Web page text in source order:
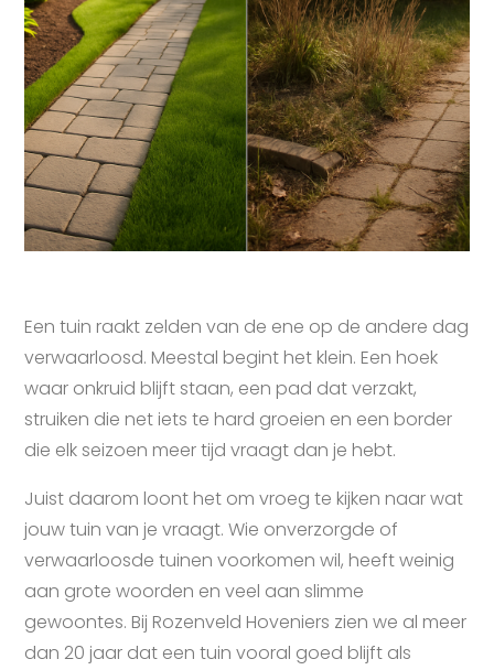
Een tuin raakt zelden van de ene op de andere dag
verwaarloosd. Meestal begint het klein. Een hoek
waar onkruid blijft staan, een pad dat verzakt,
struiken die net iets te hard groeien en een border
die elk seizoen meer tijd vraagt dan je hebt.
Juist daarom loont het om vroeg te kijken naar wat
jouw tuin van je vraagt. Wie onverzorgde of
verwaarloosde tuinen voorkomen wil, heeft weinig
aan grote woorden en veel aan slimme
gewoontes. Bij Rozenveld Hoveniers zien we al meer
dan 20 jaar dat een tuin vooral goed blijft als